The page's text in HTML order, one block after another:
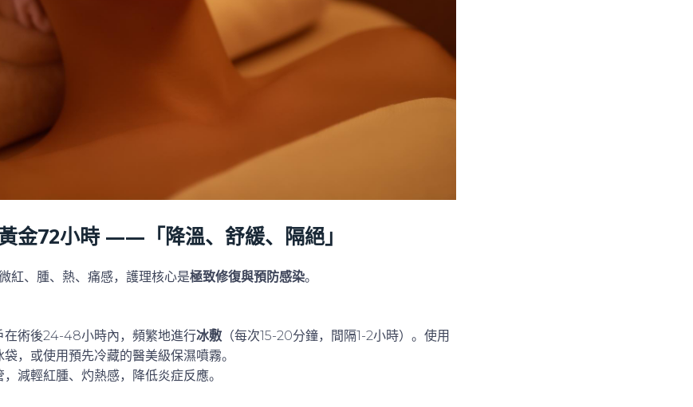
金72小時 ——「降溫、舒緩、隔絕」
紅、腫、熱、痛感，護理核心是極致修復與預防感染。
在術後24-48小時內，頻繁地進行冰敷 （每次15-20分鐘，間隔1-2小時）。使用
，或使用預先冷藏的醫美級保濕噴霧。
，減輕紅腫、灼熱感，降低炎症反應。